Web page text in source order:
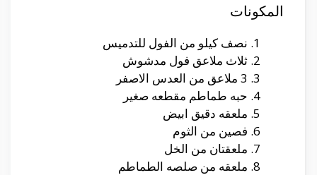
المكونات
نصف كيلو من الفول للتدميس
ثلاث ملاعق فول مدشوش
3 ملاعق من العدس الاصفر
حبه طماطم مقطعه صغير
ملعقه دقيق ابيض
فصين من الثوم
ملعقتان من الخل
ملعقه من صلصه الطماطم